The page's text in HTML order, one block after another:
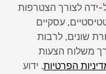
ידה לצורך הצטרפות
עסקיים
שונים, לרבות
משלוח הצעות
הפרטיות. ידוע